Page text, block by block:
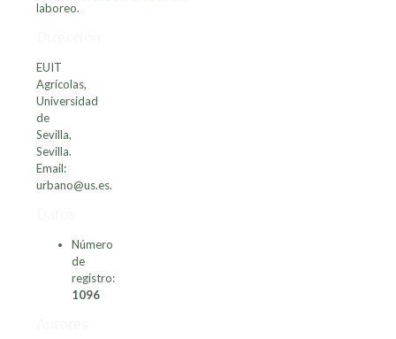
laboreo.
EUIT
Agrícolas,
Universidad
de
Sevilla,
Sevilla.
Email:
urbano@us.es.
Número
de
registro:
1096